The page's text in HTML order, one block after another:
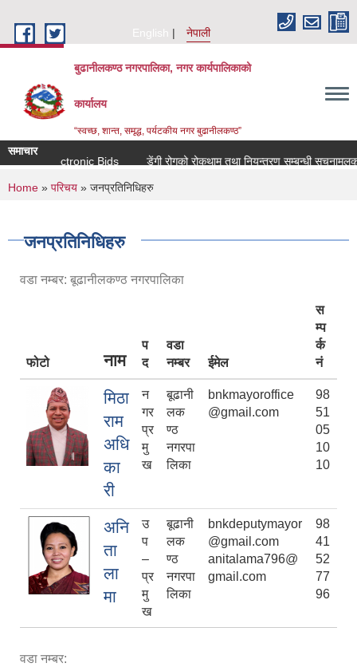
English
नेपाली
बुढानीलकण्ठ नगरपालिका, नगर कार्यपालिकाको
कार्यालय
“स्वच्छ, शान्त, समृद्ध, पर्यटकीय नगर बुढानीलकण्ठ”
समाचार
Electronic Bids
डेंगी रोगको रोकथाम तथा नियन्त्रण सम्बन्धी सूचनामूलक सन्देश
You are here
Home » परिचय » जनप्रतिनिधिहरु
जनप्रतिनिधिहरु
वडा नम्बर: बूढानीलकण्ठ नगरपालिका
फोटो नाम
प
द
वडा
नम्बर
ईमेल
स
म्प
र्क
नं
मिठा
राम
अधि
का
री
न
गर
प्र
मु
ख
बूढानी
लक
ण्ठ
नगरपा
लिका
bnkmayoroffice
@gmail.com
98
51
05
10
10
अनि
ता
ला
मा
उ
प
–
प्र
मु
ख
बूढानी
लक
ण्ठ
नगरपा
लिका
bnkdeputymayor
@gmail.com
anitalama796@
gmail.com
98
41
52
77
96
वडा नम्बर: